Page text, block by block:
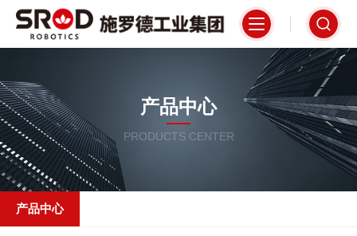
产品中心
PRODUCTS CENTER
产品中心